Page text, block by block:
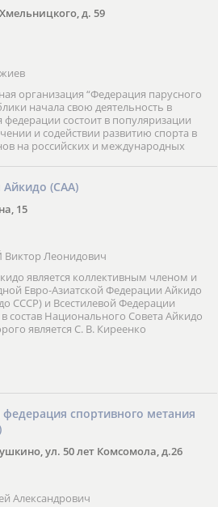
д. 59
организация “Федерация парусного
начала свою деятельность в
федерации состоит в популяризации
и содействии развитию спорта в
на российских и международных
Айкидо (САА)
15
Леонидович
является коллективным членом и
Евро-Азиатской Федерации Айкидо
СССР) и Всестилевой Федерации
состав Национального Совета Айкидо
является С. В. Киреенко
спортивного метания
ул. 50 лет Комсомола, д.26
Александрович